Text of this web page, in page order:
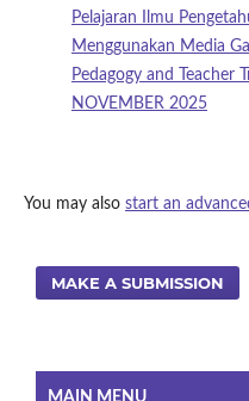
Pelajaran Ilmu
Menggunakan Media
Pedagogy and Teacher
NOVEMBER 2025
You may also start an
MAKE A SUBMISSION